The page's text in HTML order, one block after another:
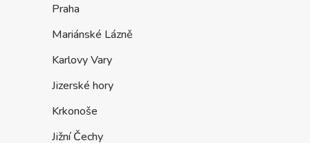
Praha
Mariánské Lázně
Karlovy Vary
Jizerské hory
Krkonoše
Jižní Čechy